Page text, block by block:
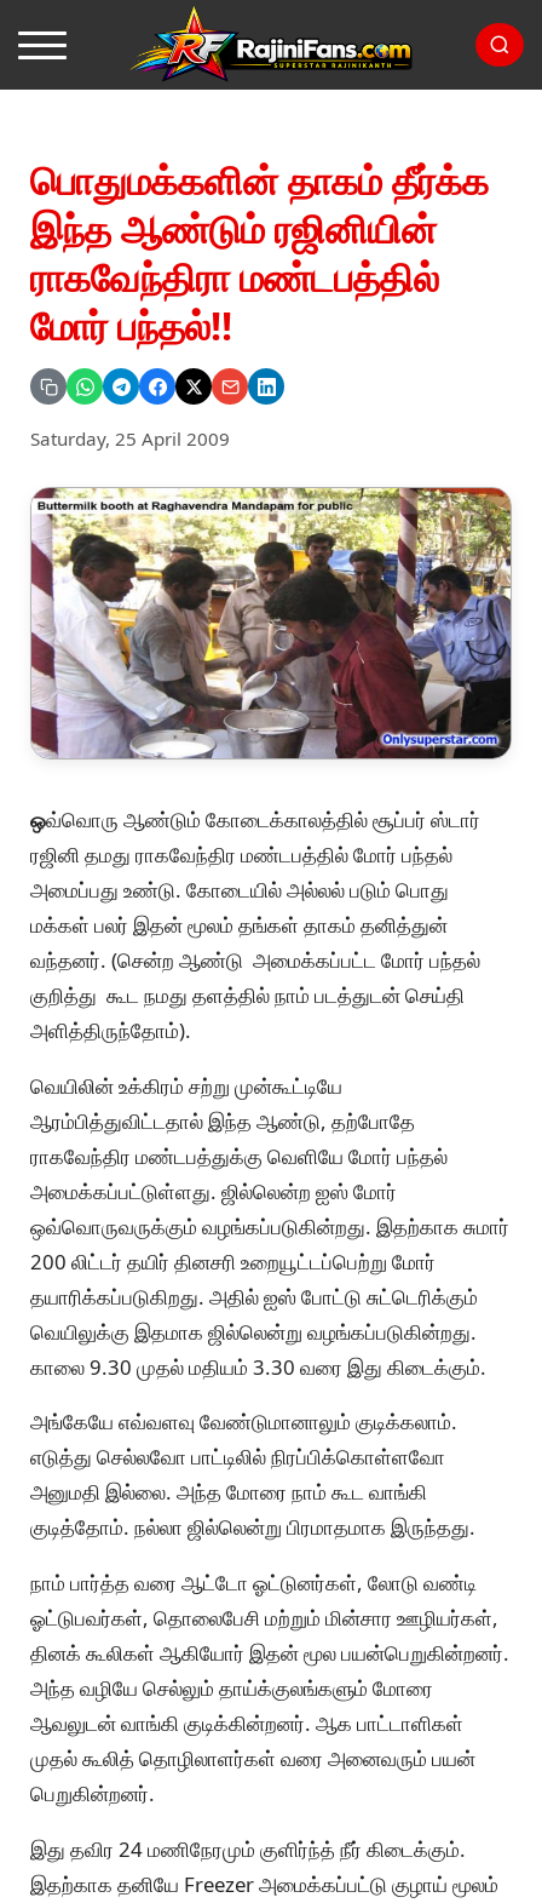
பொதுமக்களின் தாகம் தீர்க்க
இந்த ஆண்டும் ரஜினியின்
ராகவேந்திரா மண்டபத்தில்
மோர் பந்தல்!!
Saturday, 25 April 2009
ஒவ்வொரு ஆண்டும் கோடைக்காலத்தில் சூப்பர் ஸ்டார்
ரஜினி தமது ராகவேந்திர மண்டபத்தில் மோர் பந்தல்
அமைப்பது உண்டு. கோடையில் அல்லல் படும் பொது
மக்கள் பலர் இதன் மூலம் தங்கள் தாகம் தனித்துன்
வந்தனர். (சென்ற ஆண்டு அமைக்கப்பட்ட மோர் பந்தல்
குறித்து கூட நமது தளத்தில் நாம் படத்துடன் செய்தி
அளித்திருந்தோம்).
வெயிலின் உக்கிரம் சற்று முன்கூட்டியே
ஆரம்பித்துவிட்டதால் இந்த ஆண்டு, தற்போதே
ராகவேந்திர மண்டபத்துக்கு வெளியே மோர் பந்தல்
அமைக்கப்பட்டுள்ளது. ஜில்லென்ற ஐஸ் மோர்
ஒவ்வொருவருக்கும் வழங்கப்படுகின்றது. இதற்காக சுமார்
200 லிட்டர் தயிர் தினசரி உறையூட்டப்பெற்று மோர்
தயாரிக்கப்படுகிறது. அதில் ஐஸ் போட்டு சுட்டெரிக்கும்
வெயிலுக்கு இதமாக ஜில்லென்று வழங்கப்படுகின்றது.
காலை 9.30 முதல் மதியம் 3.30 வரை இது கிடைக்கும்.
அங்கேயே எவ்வளவு வேண்டுமானாலும் குடிக்கலாம்.
எடுத்து செல்லவோ பாட்டிலில் நிரப்பிக்கொள்ளவோ
அனுமதி இல்லை. அந்த மோரை நாம் கூட வாங்கி
குடித்தோம். நல்லா ஜில்லென்று பிரமாதமாக இருந்தது.
நாம் பார்த்த வரை ஆட்டோ ஓட்டுனர்கள், லோடு வண்டி
ஓட்டுபவர்கள், தொலைபேசி மற்றும் மின்சார ஊழியர்கள்,
தினக் கூலிகள் ஆகியோர் இதன் மூல பயன்பெறுகின்றனர்.
அந்த வழியே செல்லும் தாய்க்குலங்களும் மோரை
ஆவலுடன் வாங்கி குடிக்கின்றனர். ஆக பாட்டாளிகள்
முதல் கூலித் தொழிலாளர்கள் வரை அனைவரும் பயன்
பெறுகின்றனர்.
இது தவிர 24 மணிநேரமும் குளிர்ந்த் நீர் கிடைக்கும்.
இதற்காக தனியே Freezer அமைக்கப்பட்டு குழாய் மூலம்